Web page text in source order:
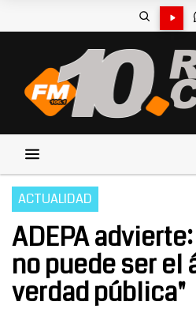
ACTUALIDAD
ADEPA
no puede ser el
verdad pública"